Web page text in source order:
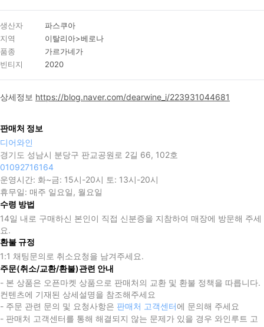
생산자
파스쿠아
지역
이탈리아>베로나
품종
가르가네가
빈티지
2020
상세정보 https://blog.naver.com/dearwine_i/223931044681
판매처 정보
디어와인
경기도 성남시 분당구 판교공원로 2길 66, 102호
01092716164
운영시간: 화~금: 15시-20시 토: 13시-20시
휴무일: 매주 일요일, 월요일
수령 방법
14일 내로 구매하신 본인이 직접 신분증을 지참하여 매장에 방문해 주세
요.
환불 규정
1:1 채팅문의로 취소요청을 남겨주세요.
주문(취소/교환/환불)관련 안내
- 본 상품은 오픈마켓 상품으로 판매처의 교환 및 환불 정책을 따릅니다.
컨텐츠에 기재된 상세설명을 참조해주세요
- 주문 관련 문의 및 요청사항은 판매처 고객센터에 문의해 주세요
- 판매처 고객센터를 통해 해결되지 않는 문제가 있을 경우 와인루트 고